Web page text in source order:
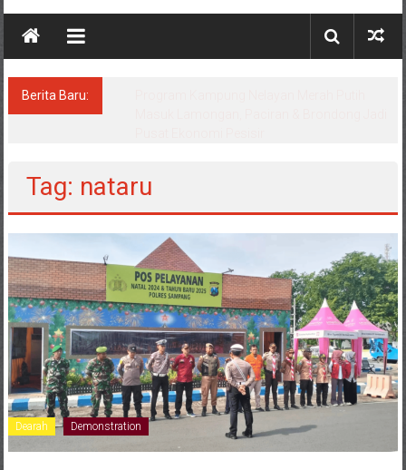
Berita Baru:
Tag: nataru
Dearah Demonstration